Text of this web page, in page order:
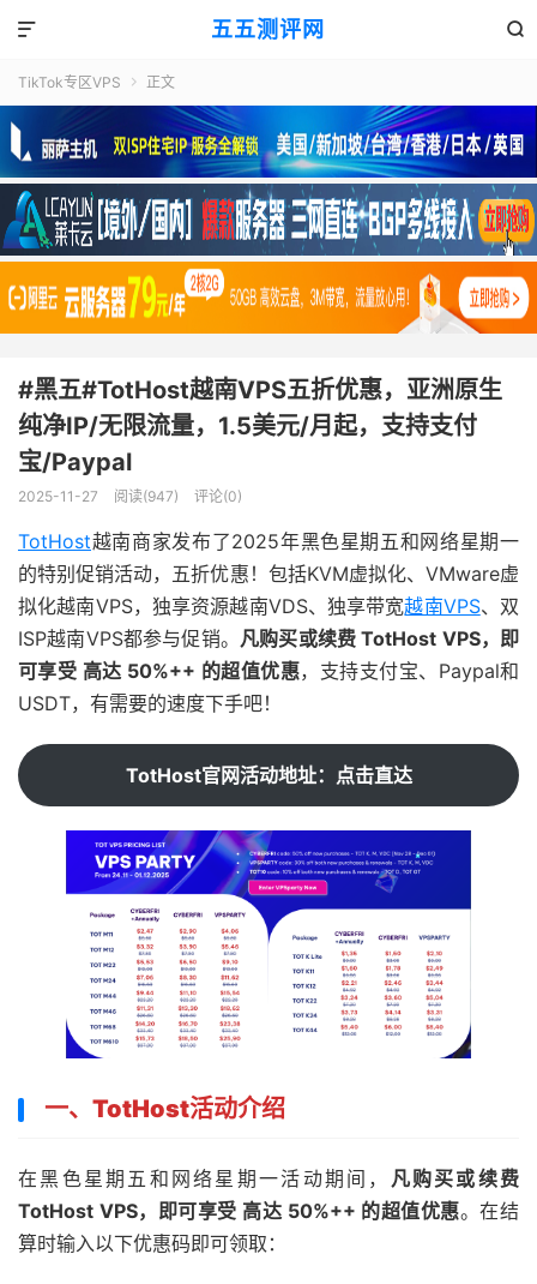
五五测评网 

TikTok专区VPS  正文
#黑五#TotHost越南VPS五折优惠，亚洲原生
纯净IP/无限流量，1.5美元/月起，支持支付
宝/Paypal
2025-11-27 阅读(947) 评论(0)
TotHost越南商家发布了2025年黑色星期五和网络星期一
的特别促销活动，五折优惠！包括KVM虚拟化、VMware虚
拟化越南VPS，独享资源越南VDS、独享带宽越南VPS、双
ISP越南VPS都参与促销。 凡购买或续费 TotHost VPS，即
可享受 高达 50%++ 的超值优惠，支持支付宝、Paypal和
USDT，有需要的速度下手吧！
TotHost官网活动地址：点击直达
一、TotHost活动介绍
在黑色星期五和网络星期一活动期间， 凡购买或续费
TotHost VPS，即可享受 高达 50%++ 的超值优惠。在结
算时输入以下优惠码即可领取：